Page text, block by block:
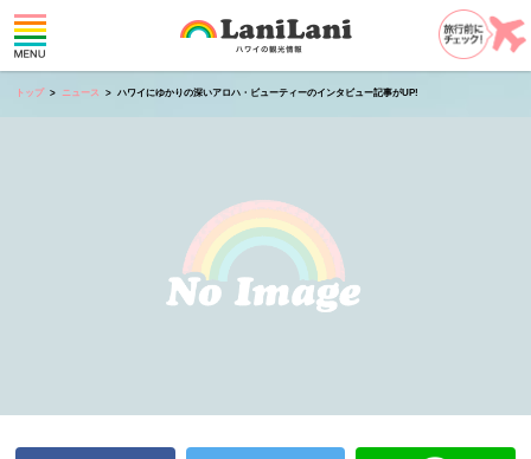
トップ ニュース ハワイにゆかりの深いアロハ・ビューティーのインタビュー記事がUP!